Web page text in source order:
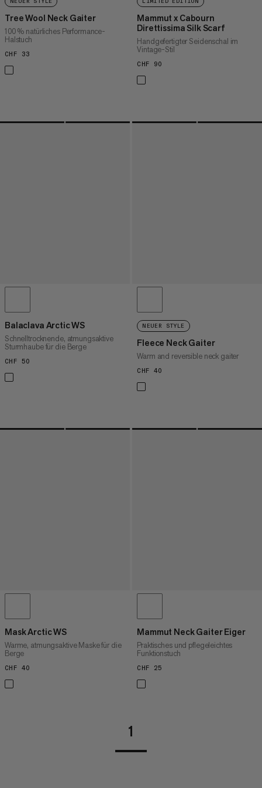
Tree Wool Neck Gaiter
100 % natürliches Performance-
Halstuch
CHF 33
Mammut x Cabourn
Direttissima Silk Scarf
Handgefertigter Seidenschal im
Vintage-Stil
CHF 90
Balaclava Arctic WS
Schnelltrocknende, atmungsaktive
Sturmhaube für die Berge
CHF 50
NEUER STYLE
Fleece Neck Gaiter
Warm and reversible neck gaiter
CHF 40
Mask Arctic WS
Warme, atmungsaktive Maske für die
Berge
CHF 40
Mammut Neck Gaiter Eiger
Praktisches und pflegeleichtes
Funktionstuch
CHF 25
1